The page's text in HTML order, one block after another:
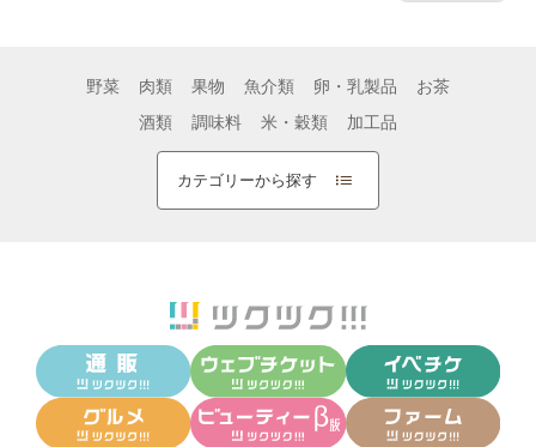
野菜 肉類 果物 魚介類 卵・乳製品
お茶
酒類
調味料 米・穀類 加工品
カテゴリーから探す